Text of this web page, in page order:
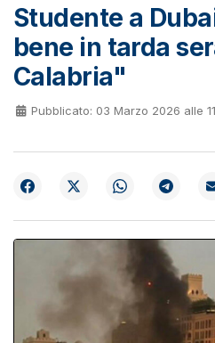
Studente a
bene in tarda
Calabria"
Pubblicato: 03 Marzo 2026 alle